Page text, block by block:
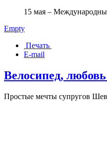
15 мая –
Empty
Печать
E-mail
Велосипед,
Простые мечты супругов